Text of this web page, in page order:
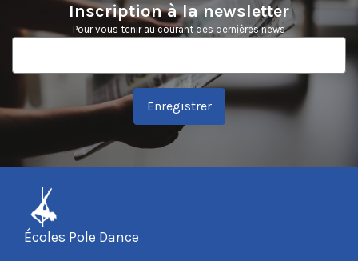
Inscription à la newsletter
Pour vous tenir au courant des dernières news
Enregistrer
Écoles Pole Dance